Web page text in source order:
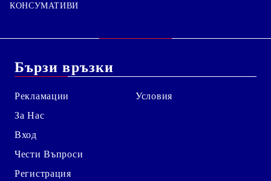
КОНСУМАТИВИ
Бързи връзки
Рекламации
За Нас
Вход
Чести Въпроси
Регистрация
Условия